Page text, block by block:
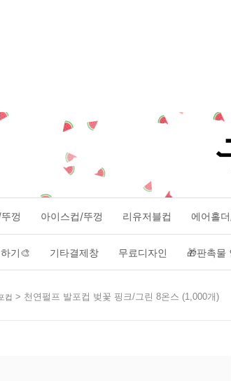
껑 아이스컵/뚜껑 리유저블컵 에어홀
기🎨 기타결제창 무료디자인 🎁판촉물
컵 > 천연펄프 발포컵 벚꽃 핑크/그린 8온스 (1,000개)